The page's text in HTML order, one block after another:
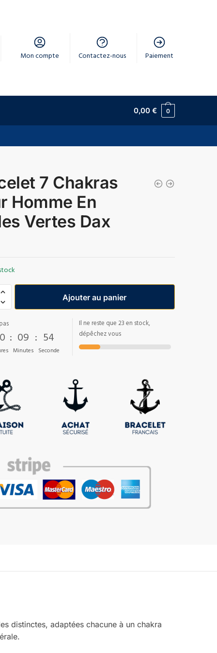
Mon compte Contactez-nous Paiement
0,00€ 0
7 Chakras
Homme En
Vertes Dax
Ajouter au panier
: 09
Minutes
: 53
Seconde
Il ne reste que 23 en stock,
dépêchez vous
distinctes, adaptées chacune à un chakra